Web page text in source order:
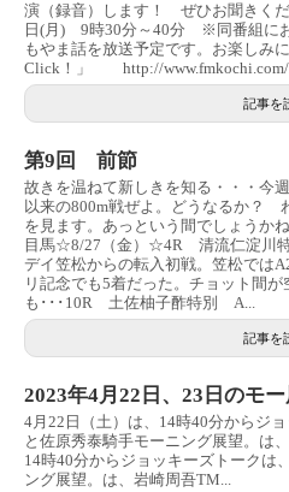
演（録音）します！ ぜひお聞き
日(月) 9時30分～40分 ※同番組に
もやま話を放送予定です。お楽し
Click！」 http://www.fmkochi.com/
記事を
第9回 前節
故きを温ねて新しきを知る・・・今
以来の800m戦ぜよ。どうなるか？
を見ます。あっという間でしょうか
目馬☆8/27（金）☆4R 清流仁淀川
デイ笠松からの転入初戦。笠松では
リ記念でも5着だった。チョット間
も･･･10R 土佐柚子酢特別 A...
記事を
2023年4月22日、23日のモ
4月22日（土）は、14時40分からジ
と佐原秀泰騎手モーニング展望。は
14時40分からジョッキーズトークは
ング展望。は、岩崎周吾TM...